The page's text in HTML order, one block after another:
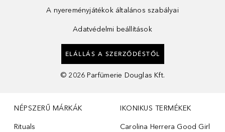
A nyereményjátékok általános szabályai
Adatvédelmi beállítások
ELÁLLÁS A SZERZŐDÉSTŐL
© 2026 Parfümerie Douglas Kft.
NÉPSZERŰ MÁRKÁK
Rituals
IKONIKUS TERMÉKEK
Carolina Herrera Good Girl